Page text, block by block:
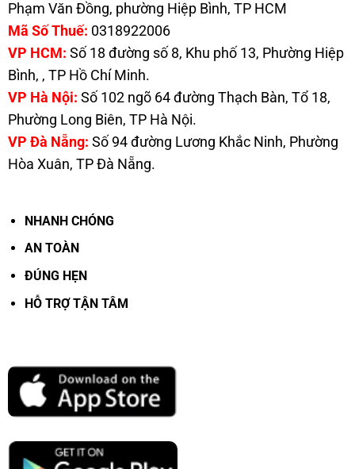
Phạm Văn Đồng, phường Hiệp Bình, TP HCM
Mã Số Thuế: 0318922006
VP HCM: Số 18 đường số 8, Khu phố 13, Phường Hiệp
Bình, , TP Hồ Chí Minh.
VP Hà Nội: Số 102 ngõ 64 đường Thạch Bàn, Tổ 18,
Phường Long Biên, TP Hà Nội.
VP Đà Nẵng: Số 94 đường Lương Khắc Ninh, Phường
Hòa Xuân, TP Đà Nẵng.
NHANH CHÓNG
AN TOÀN
ĐÚNG HẸN
HỖ TRỢ TẬN TÂM